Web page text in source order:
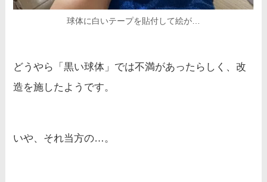
球体に白いテープを貼付して絵が…
どうやら「黒い球体」では不満があったらしく、改
造を施したようです。
いや、それ当方の…。